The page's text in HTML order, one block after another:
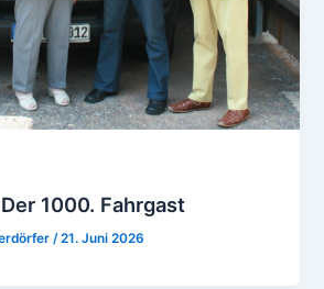
1000. Fahrgast
/21. Juni 2026